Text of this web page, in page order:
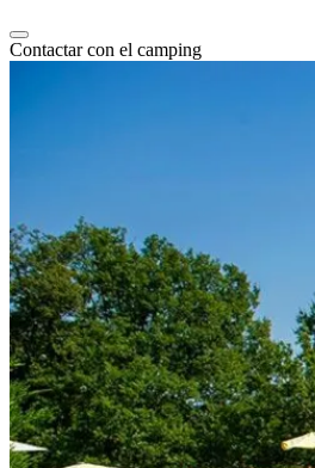
Contactar con el camping